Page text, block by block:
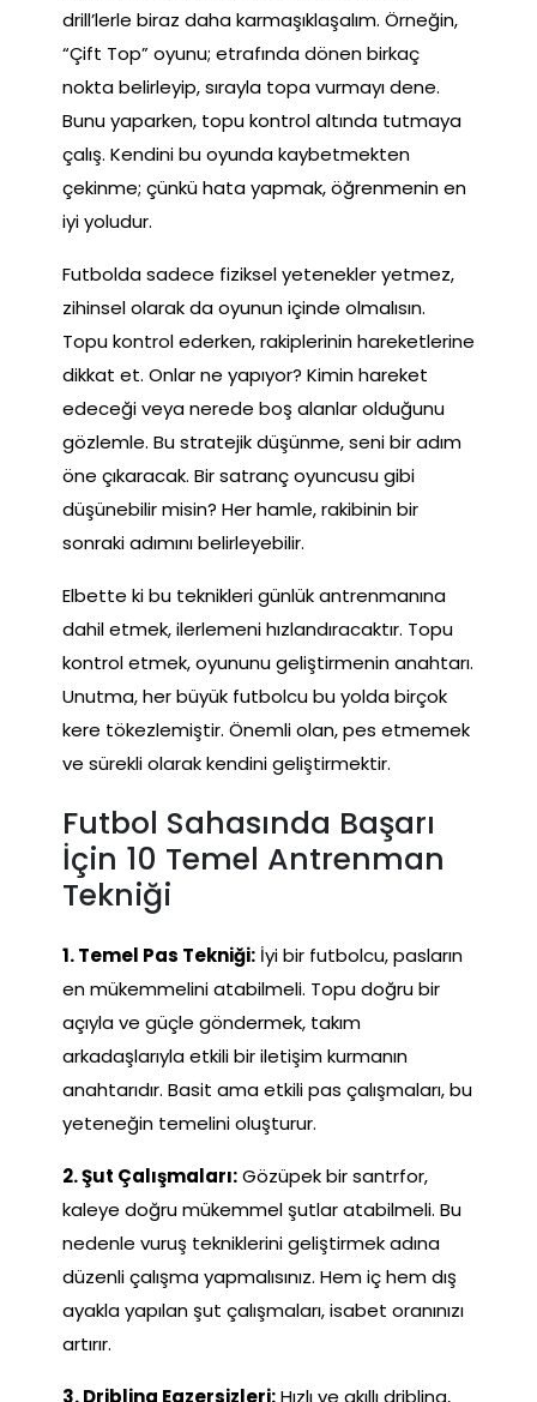
drill’lerle biraz daha karmaşıklaşalım. Örneğin,
“Çift Top” oyunu; etrafında dönen birkaç
nokta belirleyip, sırayla topa vurmayı dene.
Bunu yaparken, topu kontrol altında tutmaya
çalış. Kendini bu oyunda kaybetmekten
çekinme; çünkü hata yapmak, öğrenmenin en
iyi yoludur.
Futbolda sadece fiziksel yetenekler yetmez,
zihinsel olarak da oyunun içinde olmalısın.
Topu kontrol ederken, rakiplerinin hareketlerine
dikkat et. Onlar ne yapıyor? Kimin hareket
edeceği veya nerede boş alanlar olduğunu
gözlemle. Bu stratejik düşünme, seni bir adım
öne çıkaracak. Bir satranç oyuncusu gibi
düşünebilir misin? Her hamle, rakibinin bir
sonraki adımını belirleyebilir.
Elbette ki bu teknikleri günlük antrenmanına
dahil etmek, ilerlemeni hızlandıracaktır. Topu
kontrol etmek, oyununu geliştirmenin anahtarı.
Unutma, her büyük futbolcu bu yolda birçok
kere tökezlemiştir. Önemli olan, pes etmemek
ve sürekli olarak kendini geliştirmektir.
Futbol Sahasında Başarı
İçin 10 Temel Antrenman
Tekniği
1. Temel Pas Tekniği: İyi bir futbolcu, pasların
en mükemmelini atabilmeli. Topu doğru bir
açıyla ve güçle göndermek, takım
arkadaşlarıyla etkili bir iletişim kurmanın
anahtarıdır. Basit ama etkili pas çalışmaları, bu
yeteneğin temelini oluşturur.
2. Şut Çalışmaları:Gözüpek bir santrfor,
kaleye doğru mükemmel şutlar atabilmeli. Bu
nedenle vuruş tekniklerini geliştirmek adına
düzenli çalışma yapmalısınız. Hem iç hem dış
ayakla yapılan şut çalışmaları, isabet oranınızı
artırır.
3. Dribling Egzersizleri:Hızlı ve akıllı dribling,